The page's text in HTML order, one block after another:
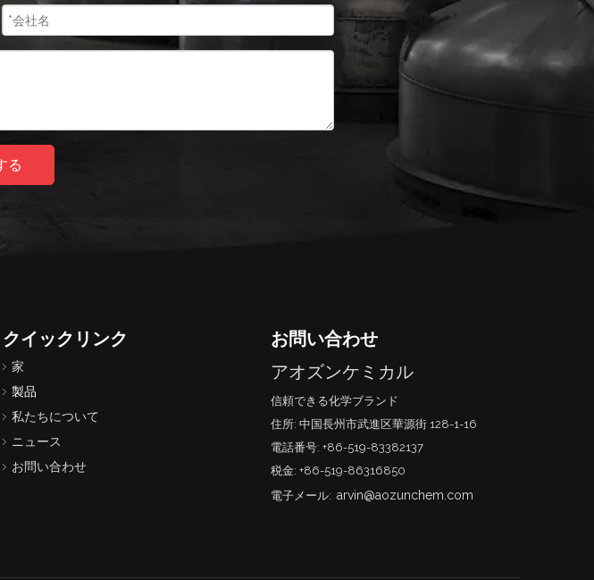
る
クイックリンク
家
製品
私たちについて
ニュース
お問い合わせ
お問い合わせ
アオズンケミカル
信頼できる化学ブランド
住所: 中国長州市武進区華源街 128-1-16
電話番号: +86-519-83382137
税金: +86-519-86316850
電子メール: arvin@aozunchem.com